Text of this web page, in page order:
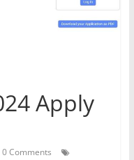
Apply
0 Comments